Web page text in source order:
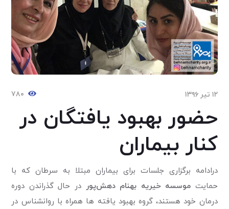
۱۲ تیر ۱۳۹۶ ۷۸۰
حضور بهبود یافتگان در
کنار بیماران
درادامه برگزاری جلسات برای بیماران مبتلا به سرطان که با
حمایت موسسه خیریه بهنام دهش‌پور در حال گذراندن دوره
درمان خود هستند، گروه بهبود یافته ها همراه با روانشناس در